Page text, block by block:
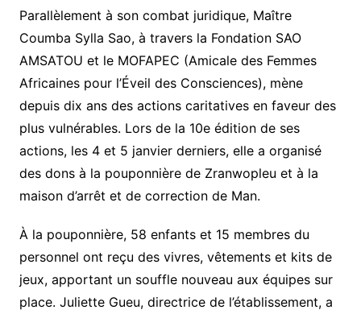
Parallèlement à son combat juridique, Maître
Coumba Sylla Sao, à travers la Fondation SAO
AMSATOU et le MOFAPEC (Amicale des Femmes
Africaines pour l’Éveil des Consciences), mène
depuis dix ans des actions caritatives en faveur des
plus vulnérables. Lors de la 10e édition de ses
actions, les 4 et 5 janvier derniers, elle a organisé
des dons à la pouponnière de Zranwopleu et à la
maison d’arrêt et de correction de Man.
À la pouponnière, 58 enfants et 15 membres du
personnel ont reçu des vivres, vêtements et kits de
jeux, apportant un souffle nouveau aux équipes sur
place. Juliette Gueu, directrice de l’établissement, a